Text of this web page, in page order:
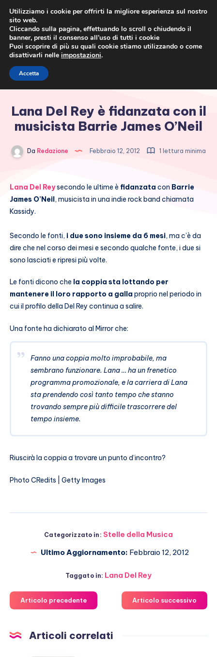
Lana Del Rey è fidanzata con il
musicista Barrie James O’Neil
Da Redazione Febbraio 12, 2012 1 lettura minima
Lana Del Reysecondo le ultime è fidanzata con Barrie
James O’Neil, musicista in una indie rock band chiamata
Kassidy.
Secondo le fonti, i due sono insieme da 6 mesi, ma c’è da
dire che nel corso dei mesi e secondo qualche fonte, i due si
sono lasciati e ripresi più volte.
Le fonti dicono che la coppia sta lottando per
mantenere il loro rapporto a galla proprio nel periodo in
cui il profilo della Del Rey continua a salire.
Una fonte ha dichiarato al Mirror che:
Fanno una coppia molto improbabile, ma
sembrano funzionare. Lana … ha un frenetico
programma promozionale, e la carriera di Lana
sta prendendo così tanto tempo che stanno
trovando sempre più difficile trascorrere del
tempo insieme.
Riuscirà la coppia a trovare un punto d’incontro?
Photo CRedits | Getty Images
Categorizzato in: Stelle della Musica
Ultimo Aggiornamento: Febbraio 12, 2012
Taggato in: Lana Del Rey
Articolo precedente Articolo successivo
Articoli correlati
Utilizziamo i cookie per offrirti la migliore esperienza sul nostro
sito web.
Cliccando sulla pagina, effettuando lo scroll o chiudendo il
banner, presti il consenso all’uso di tutti i cookie
Puoi scoprire di più su quali cookie stiamo utilizzando o come
disattivarli nelle impostazioni.
Accetta